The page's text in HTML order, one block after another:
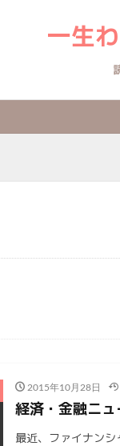
一生
2015年10月28日
経済・金融ニ
最近、ファイナン